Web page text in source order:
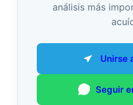
análisis más
Unirse
Seguir